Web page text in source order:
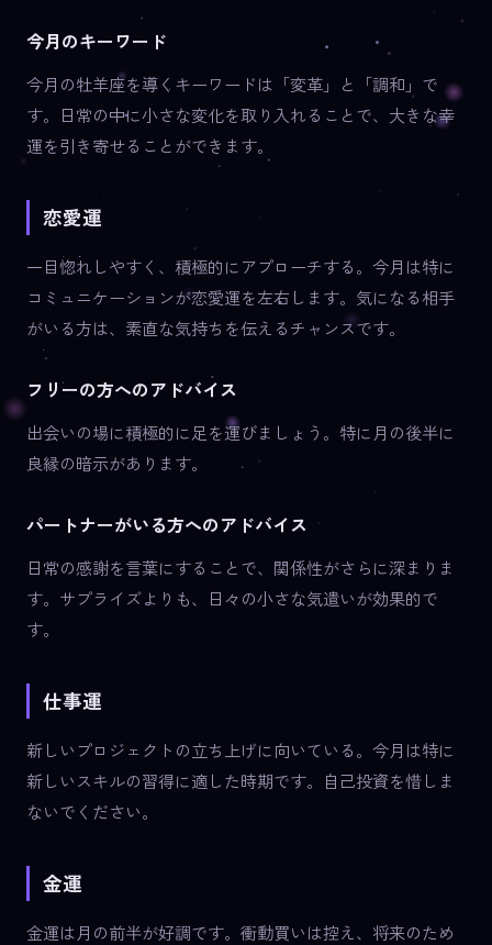
今月のキーワード
今月の牡羊座を導くキーワードは「変革」と「調和」で
す。日常の中に小さな変化を取り入れることで、大きな幸
運を引き寄せることができます。
恋愛運
一目惚れしやすく、積極的にアプローチする。今月は特に
コミュニケーションが恋愛運を左右します。気になる相手
がいる方は、素直な気持ちを伝えるチャンスです。
フリーの方へのアドバイス
出会いの場に積極的に足を運びましょう。特に月の後半に
良縁の暗示があります。
パートナーがいる方へのアドバイス
日常の感謝を言葉にすることで、関係性がさらに深まりま
す。サプライズよりも、日々の小さな気遣いが効果的で
す。
仕事運
新しいプロジェクトの立ち上げに向いている。今月は特に
新しいスキルの習得に適した時期です。自己投資を惜しま
ないでください。
金運
金運は月の前半が好調です。衝動買いは控え、将来のため